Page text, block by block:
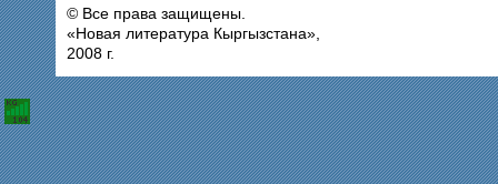
© Все права защищены.
«Новая литература Кыргызстана»,
2008 г.